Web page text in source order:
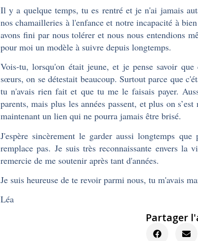
Il y a quelque temps, tu es rentré et je n'ai jamais
nos chamailleries à l'enfance et notre incapacité à
avons fini par nous tolérer et nous nous entendions
pour moi un modèle à suivre depuis longtemps.
Vois-tu, lorsqu'on était jeune, et je pense savoir
sœurs, on se détestait beaucoup. Surtout parce que
tu n'avais rien fait et que tu me le faisais payer.
parents, mais plus les années passent, et plus on
maintenant un lien qui ne pourra jamais être brisé.
J'espère sincèrement le garder aussi longtemps
remplace pas. Je suis très reconnaissante envers
remercie de me soutenir après tant d'années.
Je suis heureuse de te revoir parmi nous, tu m'avais
Léa
Partager